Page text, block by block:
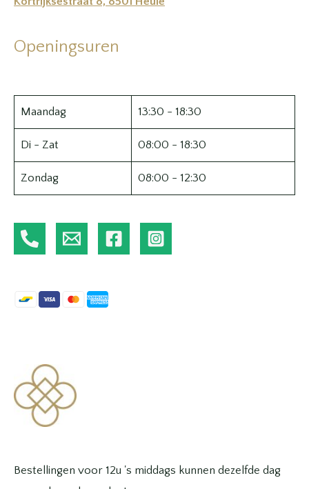
Openingsuren
Maandag 13:30 - 18:30
Di - Zat 08:00 - 18:30
Zondag 08:00 - 12:30
Bestellingen voor 12u 's middags kunnen dezelfde dag